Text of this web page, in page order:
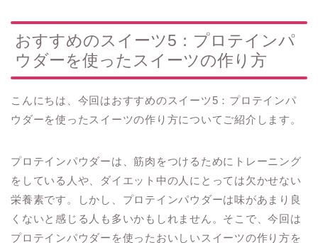
おすすめのスイーツ5：プロテインパ
ウダーを使ったスイーツの作り方
こんにちは、今回はおすすめのスイーツ5：プロテインパ
ウダーを使ったスイーツの作り方についてご紹介します。
プロテインパウダーは、筋肉をつけるためにトレーニング
をしている人や、ダイエット中の人にとっては欠かせない
栄養素です。しかし、プロテインパウダーは味があまり良
くないと感じる人も多いかもしれません。そこで、今回は
プロテインパウダーを使ったおいしいスイーツの作り方を